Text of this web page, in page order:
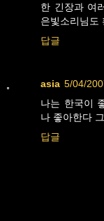
한 긴장과 여
은빛소리님도
답글
asia 5/04/
나는 한국이
나 좋아한다
답글